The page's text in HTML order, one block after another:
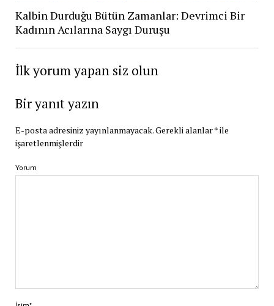
Kalbin Durduğu Bütün Zamanlar: Devrimci Bir
Kadının Acılarına Saygı Duruşu
İlk yorum yapan siz olun
Bir yanıt yazın
E-posta adresiniz yayınlanmayacak.Gerekli alanlar*ile
işaretlenmişlerdir
Yorum